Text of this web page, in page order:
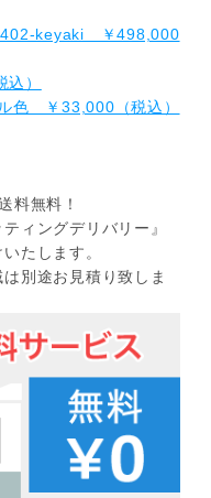
keyaki ￥498,000
）
色 ￥33,000（税込）
料無料！
ィングデリバリー』
たします。
別途お見積り致しま